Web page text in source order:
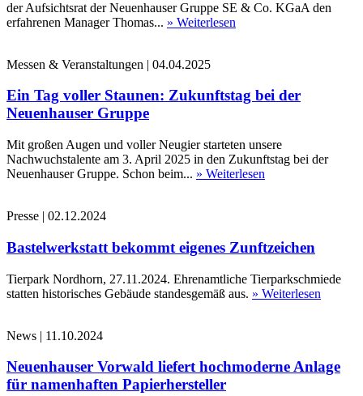
der Aufsichtsrat der Neuenhauser Gruppe SE & Co. KGaA den
erfahrenen Manager Thomas... » Weiterlesen
Messen & Veranstaltungen | 04.04.2025
Ein Tag voller Staunen: Zukunftstag bei der
Neuenhauser Gruppe
Mit großen Augen und voller Neugier starteten unsere
Nachwuchstalente am 3. April 2025 in den Zukunftstag bei der
Neuenhauser Gruppe. Schon beim... » Weiterlesen
Presse | 02.12.2024
Bastelwerkstatt bekommt eigenes Zunftzeichen
Tierpark Nordhorn, 27.11.2024. Ehrenamtliche Tierparkschmiede
statten historisches Gebäude standesgemäß aus. » Weiterlesen
News | 11.10.2024
Neuenhauser Vorwald liefert hochmoderne Anlage
für namenhaften Papierhersteller